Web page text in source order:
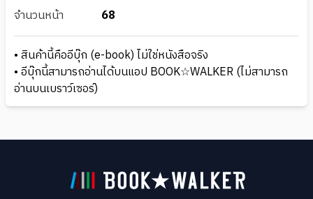
จำนวนหน้า
68
• สินค้านี้คืออีบุ๊ก (e-book) ไม่ใช่หนังสือจริง
• อีบุ๊กนี้สามารถอ่านได้บนแอป BOOK☆WALKER (ไม่สามารถ
อ่านบนเบราว์เซอร์)